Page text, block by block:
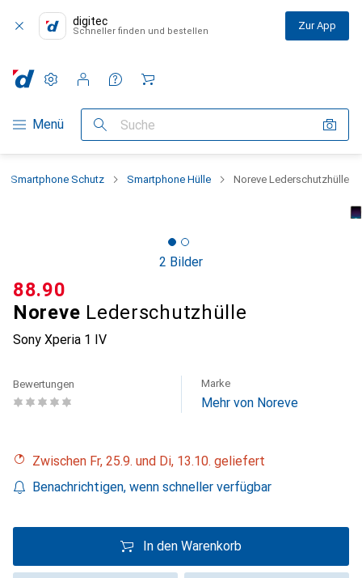
digitec
Schneller finden und bestellen Zur App
Navigation nach Kategorien
Menü Suche
Einstellungen
Kundenkonto
Vergleichslisten
Merklisten
Warenkorb
Smartphone Schutz Smartphone Hülle Noreve Lederschutzhülle
2 Bilder
Noreve Lederschutzhülle
Sony Xperia 1 IV
CHF
88.90
Bewertungen Marke
Mehr von Noreve
Zwischen Fr, 25.9. und Di, 13.10. geliefert
Benachrichtigen, wenn schneller verfügbar
In den Warenkorb